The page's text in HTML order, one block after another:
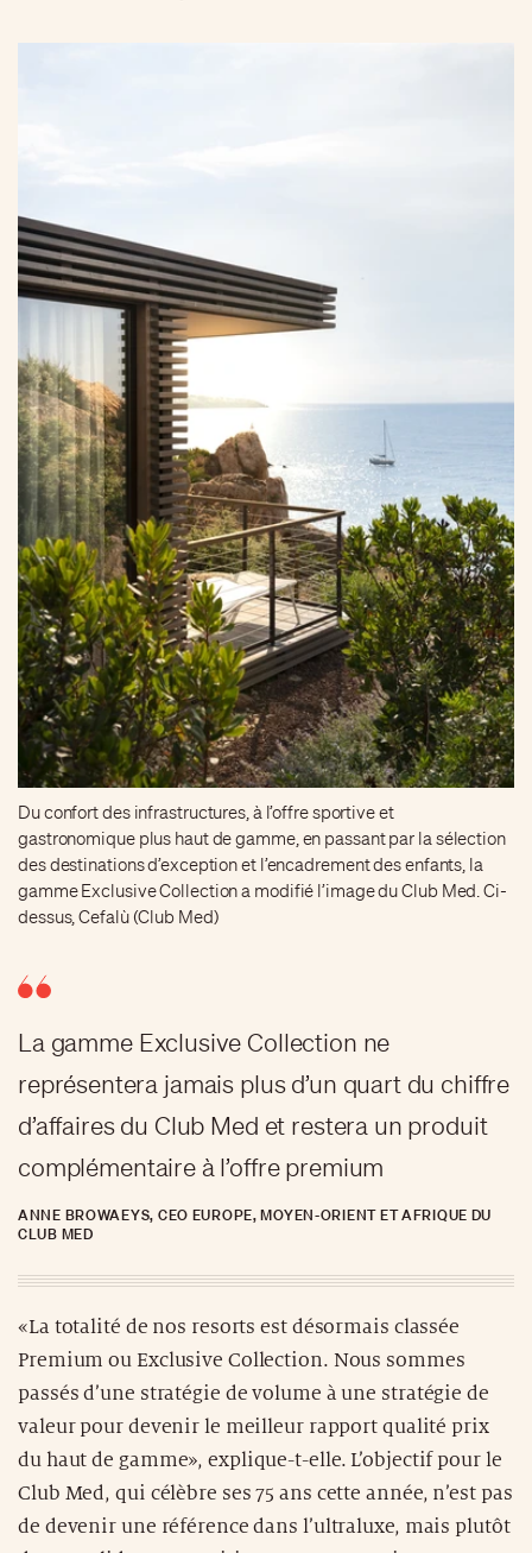
Du confort des infrastructures, à l’offre sportive et
gastronomique plus haut de gamme, en passant par la sélection
des destinations d’exception et l’encadrement des enfants, la
gamme Exclusive Collection a modifié l’image du Club Med. Ci-
dessus, Cefalù (Club Med)
La gamme Exclusive Collection ne
représentera jamais plus d’un quart du chiffre
d’affaires du Club Med et restera un produit
complémentaire à l’offre premium
ANNE BROWAEYS, CEO EUROPE, MOYEN-ORIENT ET AFRIQUE DU
CLUB MED
«La totalité de nos resorts est désormais classée
Premium ou Exclusive Collection. Nous sommes
passés d’une stratégie de volume à une stratégie de
valeur pour devenir le meilleur rapport qualité prix
du haut de gamme», explique-t-elle. L’objectif pour le
Club Med, qui célèbre ses 75 ans cette année, n’est pas
de devenir une référence dans l’ultraluxe, mais plutôt